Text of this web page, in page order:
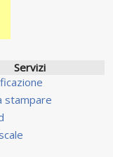
Servizi
stampare